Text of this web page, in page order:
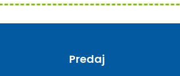
Predaj